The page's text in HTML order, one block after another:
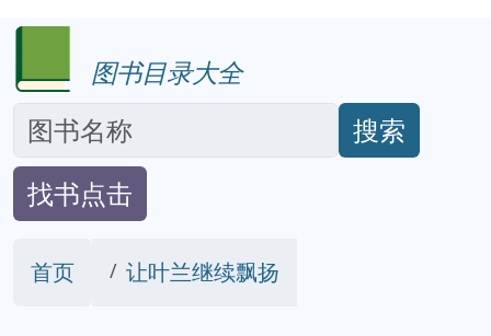
图书目录大全
搜索
找书点击
首页 让叶兰继续飘扬